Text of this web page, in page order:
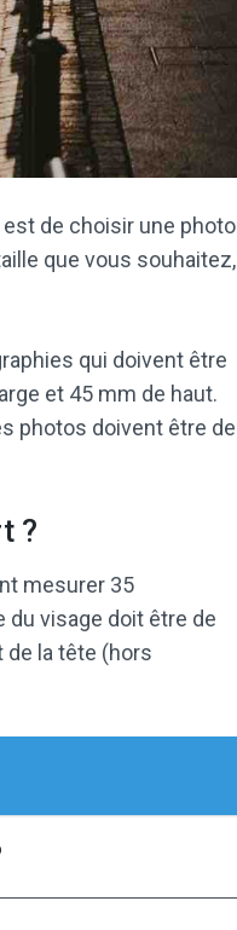
de choisir une photo
que vous souhaitez,
qui doivent être
et 45 mm de haut.
photos doivent être de
?
mesurer 35
du visage doit être de
de la tête (hors